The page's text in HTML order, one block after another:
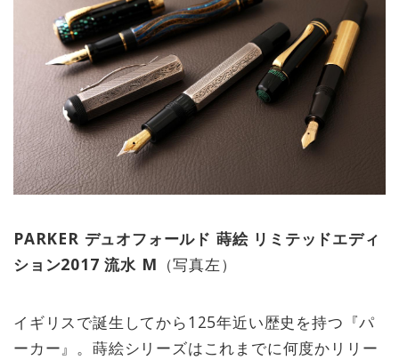
PARKER デュオフォールド 蒔絵 リミテッドエディ
ション2017 流水 M （写真左）
イギリスで誕生してから125年近い歴史を持つ『パ
ーカー』。蒔絵シリーズはこれまでに何度かリリー